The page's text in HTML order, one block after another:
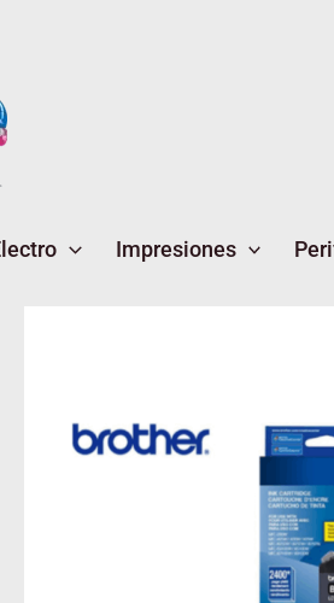
Impresiones